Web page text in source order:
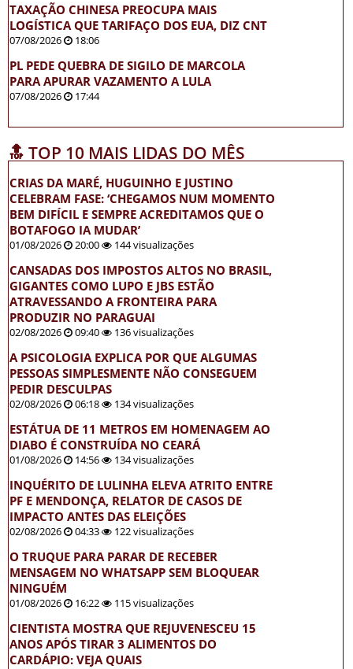
TAXAÇÃO CHINESA PREOCUPA MAIS
LOGÍSTICA QUE TARIFAÇO DOS EUA, DIZ CNT
07/08/2026 18:06
PL PEDE QUEBRA DE SIGILO DE MARCOLA
PARA APURAR VAZAMENTO A LULA
07/08/2026 17:44
🔝 TOP 10 MAIS LIDAS DO MÊS
CRIAS DA MARÉ, HUGUINHO E JUSTINO
CELEBRAM FASE: ‘CHEGAMOS NUM MOMENTO
BEM DIFÍCIL E SEMPRE ACREDITAMOS QUE O
BOTAFOGO IA MUDAR’
01/08/2026 20:00 144 visualizações
CANSADAS DOS IMPOSTOS ALTOS NO BRASIL,
GIGANTES COMO LUPO E JBS ESTÃO
ATRAVESSANDO A FRONTEIRA PARA
PRODUZIR NO PARAGUAI
02/08/2026 09:40 136 visualizações
A PSICOLOGIA EXPLICA POR QUE ALGUMAS
PESSOAS SIMPLESMENTE NÃO CONSEGUEM
PEDIR DESCULPAS
02/08/2026 06:18 134 visualizações
ESTÁTUA DE 11 METROS EM HOMENAGEM AO
DIABO É CONSTRUÍDA NO CEARÁ
01/08/2026 14:56 134 visualizações
INQUÉRITO DE LULINHA ELEVA ATRITO ENTRE
PF E MENDONÇA, RELATOR DE CASOS DE
IMPACTO ANTES DAS ELEIÇÕES
02/08/2026 04:33 122 visualizações
O TRUQUE PARA PARAR DE RECEBER
MENSAGEM NO WHATSAPP SEM BLOQUEAR
NINGUÉM
01/08/2026 16:22 115 visualizações
CIENTISTA MOSTRA QUE REJUVENESCEU 15
ANOS APÓS TIRAR 3 ALIMENTOS DO
CARDÁPIO: VEJA QUAIS